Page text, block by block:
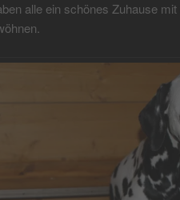
alle ein schönes Zuhause